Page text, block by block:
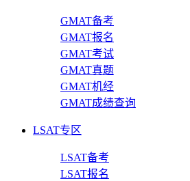
GMAT备考
GMAT报名
GMAT考试
GMAT真题
GMAT机经
GMAT成绩查询
LSAT专区
LSAT备考
LSAT报名